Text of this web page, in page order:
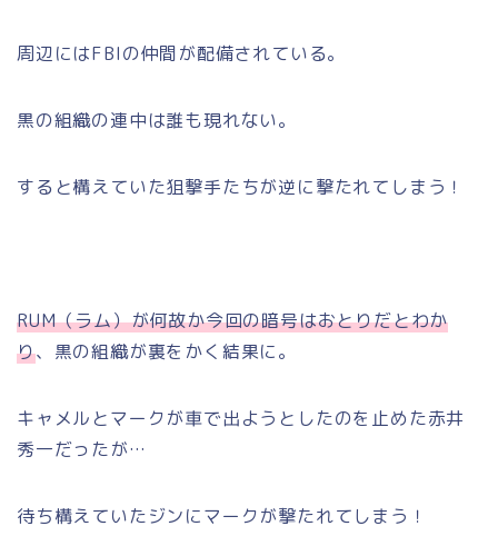
周辺にはFBIの仲間が配備されている。
黒の組織の連中は誰も現れない。
すると構えていた狙撃手たちが逆に撃たれてしまう！
RUM（ラム）が何故か今回の暗号はおとりだとわか
り、黒の組織が裏をかく結果に。
キャメルとマークが車で出ようとしたのを止めた赤井
秀一だったが…
待ち構えていたジンにマークが撃たれてしまう！